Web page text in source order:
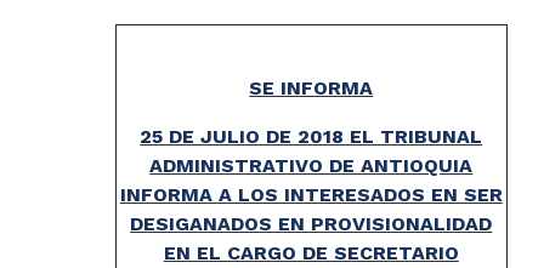
SE INFORMA
25 DE JULIO DE 2018 EL TRIBUNAL
ADMINISTRATIVO DE ANTIOQUIA
INFORMA A LOS INTERESADOS EN SER
DESIGANADOS EN PROVISIONALIDAD
EN EL CARGO DE SECRETARIO